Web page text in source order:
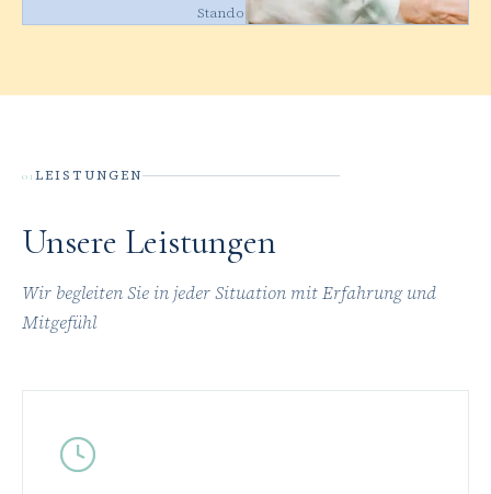
Standortleiter
01LEISTUNGEN
Unsere Leistungen
Wir begleiten Sie in jeder Situation mit Erfahrung und
Mitgefühl